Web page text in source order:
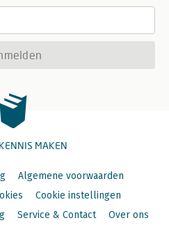
MAKEN
Algemene voorwaarden
Cookie instellingen
Service & Contact Over ons